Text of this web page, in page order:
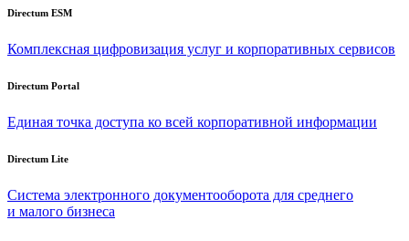
Directum ESM
Комплексная цифровизация услуг и корпоративных сервисов
Directum Portal
Единая точка доступа ко всей корпоративной информации
Directum Lite
Система электронного документооборота для среднего
и малого бизнеса